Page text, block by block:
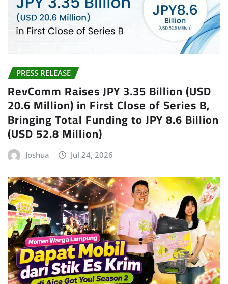
PRESS RELEASE
RevComm Raises JPY 3.35 Billion (USD
20.6 Million) in First Close of Series B,
Bringing Total Funding to JPY 8.6 Billion
(USD 52.8 Million)
Joshua Jul 24, 2026